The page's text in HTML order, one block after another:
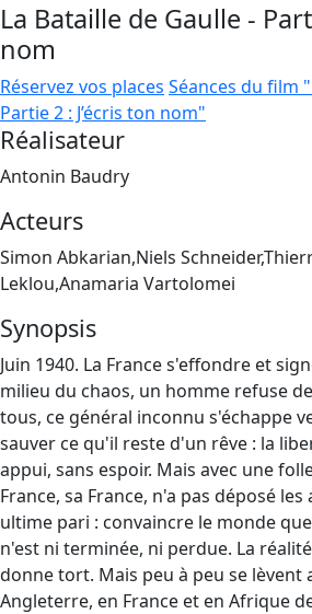
La Bataille de Gaulle -
nom
Réservez vos places Séances du film
Partie 2 : J’écris ton nom"
Réalisateur
Antonin Baudry
Acteurs
Simon Abkarian,Niels
Leklou,Anamaria Vartolomei
Synopsis
Juin 1940. La France s'effondre et
milieu du chaos, un homme refuse
tous, ce général inconnu s'échappe
sauver ce qu'il reste d'un rêve : la
appui, sans espoir. Mais avec une
France, sa France, n'a pas déposé
ultime pari : convaincre le monde
n'est ni terminée, ni perdue. La
donne tort. Mais peu à peu se lèvent
Angleterre, en France et en Afrique